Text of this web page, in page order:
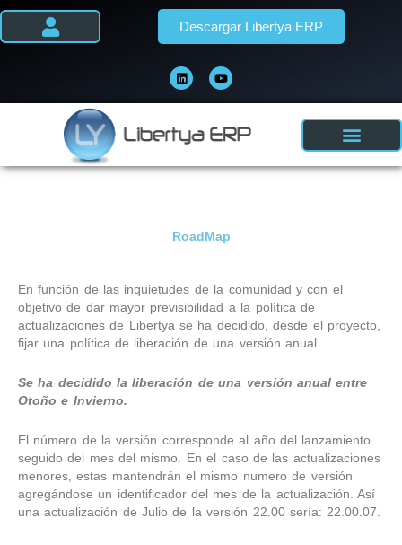
Ir
i
n
k
e
i
n
o
u
t
u
e
Descargar Libertya ERP
RoadMap
En función de las inquietudes de la comunidad y con el
objetivo de dar mayor previsibilidad a la política de
actualizaciones de Libertya se ha decidido, desde el proyecto,
fijar una política de liberación de una versión anual.
Se ha decidido la liberación de una versión anual entre
Otoño e Invierno.
El número de la versión corresponde al año del lanzamiento
seguido del mes del mismo. En el caso de las actualizaciones
menores, estas mantendrán el mismo numero de versión
agregándose un identificador del mes de la actualización. Así
una actualización de Julio de la versión 22.00 sería: 22.00.07.